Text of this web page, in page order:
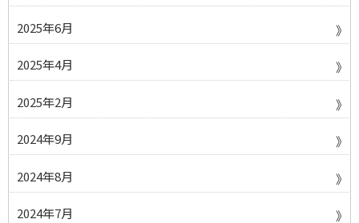
2025年6月
2025年4月
2025年2月
2024年9月
2024年8月
2024年7月